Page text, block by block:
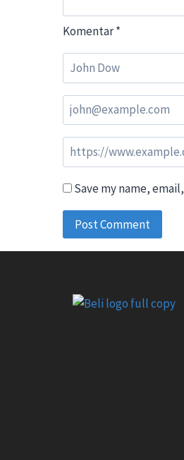
Komentar*
Save my name,